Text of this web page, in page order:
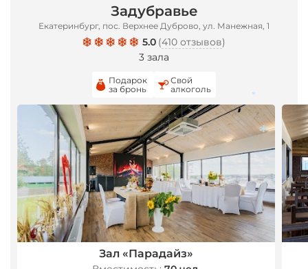
Задубравье
Екатеринбург, пос. Верхнее Дуброво, ул. Манежная, 1
5.0 (410 отзывов)
3 зала
Подарок
за бронь
Свой
алкоголь
Зал «Парадайз»
*
*